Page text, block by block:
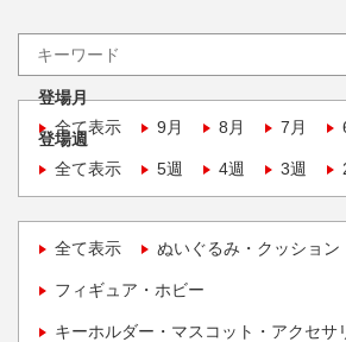
登場月
全て表示
9月 8月 7月
登場週
全て表示
5週 4週 3週
全て表示 ぬいぐるみ・クッション
フィギュア・ホビー
キーホルダー・マスコット・アクセサ